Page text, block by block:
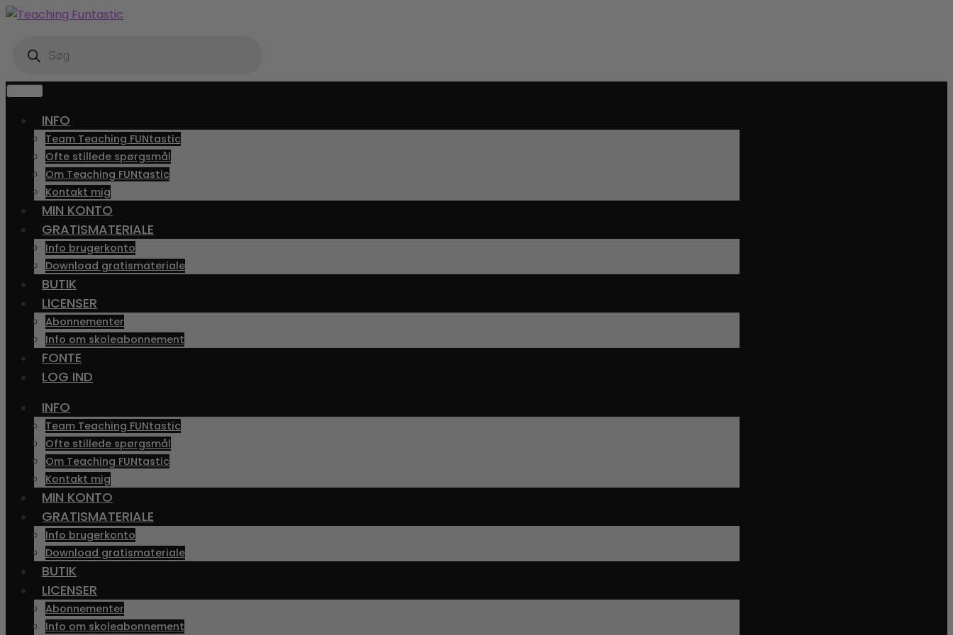
Spring
navigation
Spring
indhold
search
INFO
Team Teaching FUNtastic
Ofte stillede spørgsmål
Om Teaching FUNtastic
Kontakt mig
MIN KONTO
GRATISMATERIALE
Info brugerkonto
Download gratismateriale
BUTIK
LICENSER
Abonnementer
Info om skoleabonnement
FONTE
LOG IND
INFO
Team Teaching FUNtastic
Ofte stillede spørgsmål
Om Teaching FUNtastic
Kontakt mig
MIN KONTO
GRATISMATERIALE
Info brugerkonto
Download gratismateriale
BUTIK
LICENSER
Abonnementer
Info om skoleabonnement